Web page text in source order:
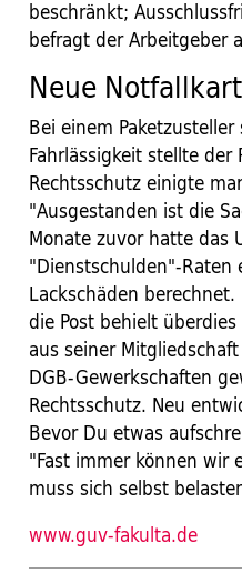
beschränkt;
befragt der Arbeitgeber
Neue
Bei einem
Fahrlässigkeit stellte
Rechtsschutz einigte
"Ausgestanden ist die
Monate zuvor hatte das
"Dienstschulden"-
Lackschäden
die Post behielt
aus seiner
DGB-Gewerkschaften
Rechtsschutz. Neu
Bevor Du etwas
"Fast immer können wir
muss sich selbst
www.guv-fakulta.de